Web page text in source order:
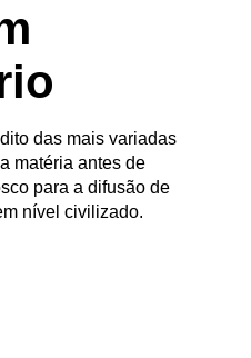
das mais variadas
matéria antes de
para a difusão de
nível civilizado.